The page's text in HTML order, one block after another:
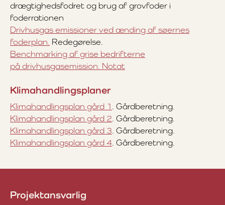
drægtighedsfodret og brug af grovfoder i
foderrationen
Drivhusgas emissioner ved ænding af søernes
foderplan. Redegørelse.
Benchmarking af grise bedrifterne
på drivhusgasemission. Notat
Klimahandlingsplaner
Klimahandlingsplan gård 1 . Gårdberetning.
Klimahandlingsplan gård 2. Gårdberetning.
Klimahandlingsplan gård 3. Gårdberetning.
Klimahandlingsplan gård 4. Gårdberetning.
Projektansvarlig